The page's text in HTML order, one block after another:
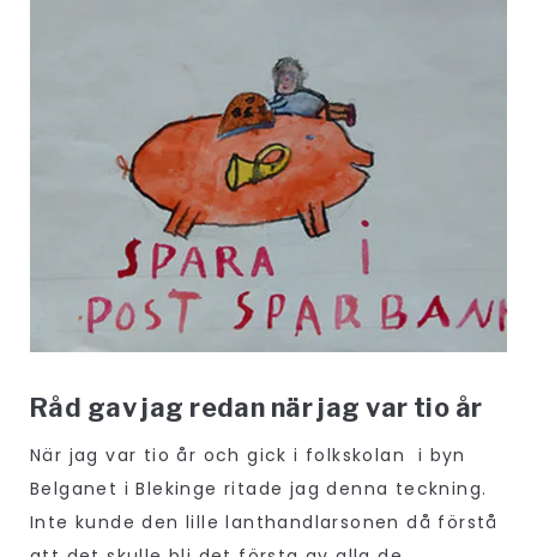
Råd gav jag redan när jag var tio år
När jag var tio år och gick i folkskolan i byn
Belganet i Blekinge ritade jag denna teckning.
Inte kunde den lille lanthandlarsonen då förstå